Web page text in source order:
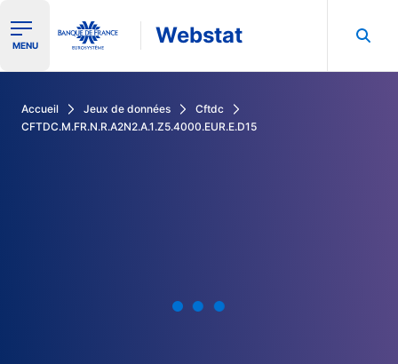
Ouvrir le menu de navigation
MENU Webstat
Accueil Jeux de données
Cftdc
CFTDC.M.FR.N.R.A2N2.A.1.Z5.4000.EUR.E.D15